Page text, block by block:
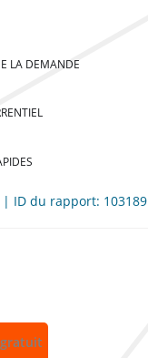
LA DEMANDE
| ID du rapport: 103189